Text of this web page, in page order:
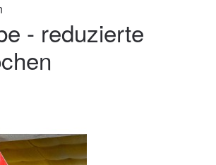
- reduzierte